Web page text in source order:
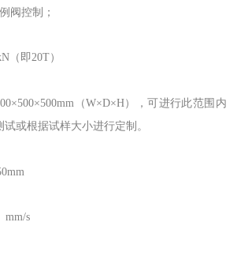
阀控制；
（即20T）
（W×D×H），可进行此范围内
或根据试样大小进行定制。
mm/s